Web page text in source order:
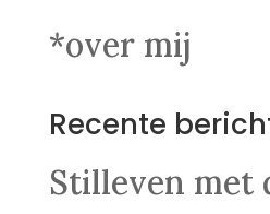
*over mij
Recente
Stilleven met